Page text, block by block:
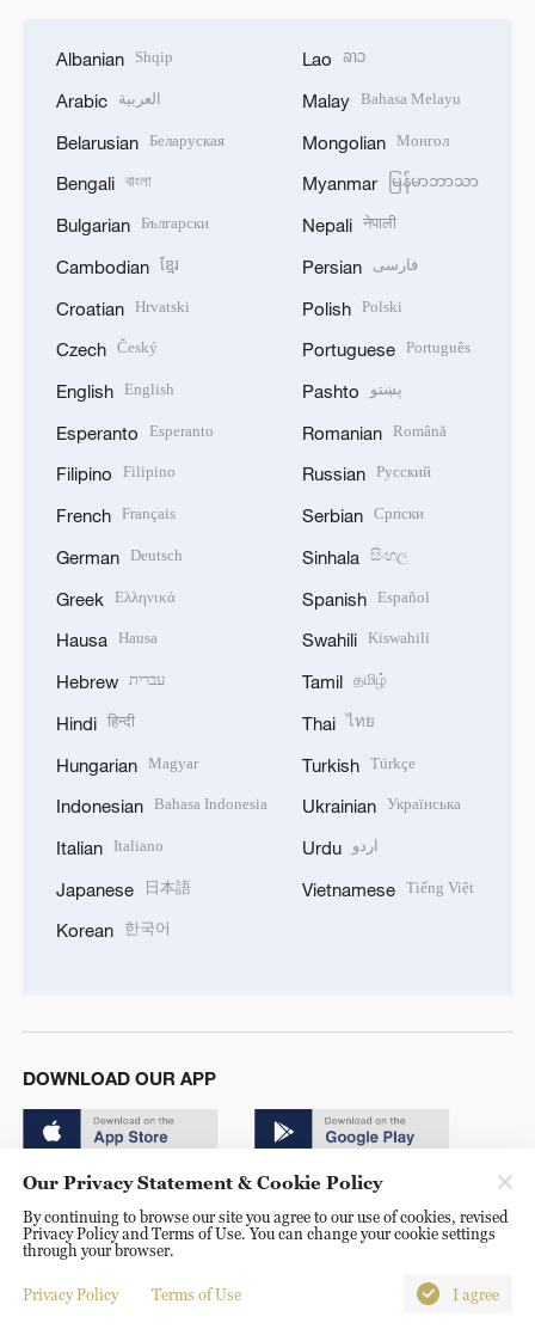
Albanian Shqip
Arabic العربية
Belarusian Беларуская
Bengali বাংলা
Bulgarian Български
Cambodian ខ្មែរ
Croatian Hrvatski
Czech Český
English English
Esperanto Esperanto
Filipino Filipino
French Français
German Deutsch
Greek Ελληνικά
Hausa Hausa
Hebrew עברית
Hindi हिन्दी
Hungarian Magyar
Indonesian Bahasa Indonesia
Italian Italiano
Japanese 日本語
Korean 한국어
Lao ລາວ
Malay Bahasa Melayu
Mongolian Монгол
Myanmar မြန်မာဘာသာ
Nepali नेपाली
Persian فارسی
Polish Polski
Portuguese Português
Pashto پښتو
Romanian Română
Russian Русский
Serbian Српски
Sinhala සිංහල
Spanish Español
Swahili Kiswahili
Tamil தமிழ்
Thai ไทย
Turkish Türkçe
Ukrainian Українська
Urdu اردو
Vietnamese Tiếng Việt
DOWNLOAD OUR APP
© China Radio International.CRI. All Rights Reserved. 16A
Shijingshan Road, Beijing, China. 100040
Our Privacy Statement & Cookie Policy
By continuing to browse our site you agree to our use of cookies, revised
Privacy Policy and Terms of Use. You can change your cookie settings
through your browser.
Privacy Policy Terms of Use I agree